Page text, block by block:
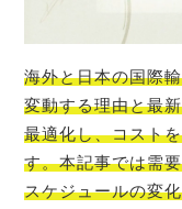
海外と日本の国際
変動する理由と最
最適化し、コスト
す。本記事では需
スケジュールの変